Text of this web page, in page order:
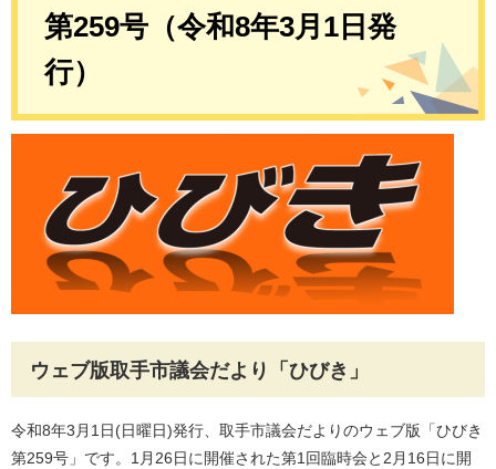
第259号（令和8年3月1日発
行）
ウェブ版取手市議会だより「ひびき」
令和8年3月1日(日曜日)発行、取手市議会だよりのウェブ版「ひびき
第259号」です。1月26日に開催された第1回臨時会と2月16日に開